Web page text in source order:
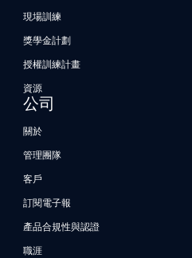
現場訓練
獎學金計劃
授權訓練計畫
資源
公司
關於
管理團隊
客戶
訂閱電子報
產品合規性與認證
職涯